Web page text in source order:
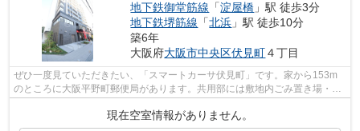
地下鉄御堂筋線 「淀屋橋 」駅 徒歩3分
地下鉄堺筋線 「北浜 」駅 徒歩10分
築6年
大阪府大阪市中央区伏見町４丁目
ぜひ一度見ていただきたい、「スマートカーサ伏見町」です。家から153m
のところに大阪平野町郵便局があります。共用部には敷地内ごみ置き場・エ
レベータなどが揃っております。楽に駅...
現在空室情報がありません。